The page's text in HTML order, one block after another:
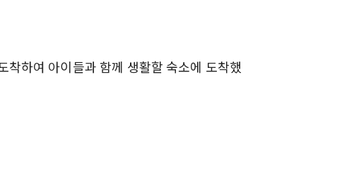
하여 아이들과 함께 생활할 숙소에 도착했